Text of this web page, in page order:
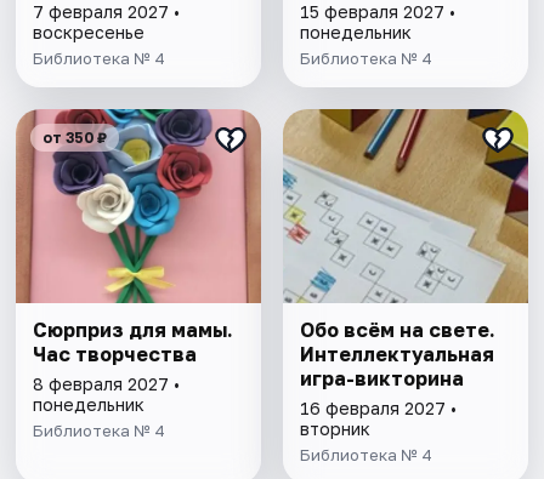
7 февраля 2027 •
воскресенье
Библиотека № 4
15 февраля 2027 •
понедельник
Библиотека № 4
от 350 ₽
Сюрприз для мамы.
Час творчества
8 февраля 2027 •
понедельник
Библиотека № 4
Обо всём на свете.
Интеллектуальная
игра-викторина
16 февраля 2027 •
вторник
Библиотека № 4